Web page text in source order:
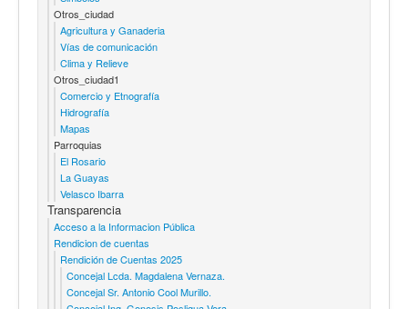
Otros_ciudad
Agricultura y Ganaderia
Vías de comunicación
Clima y Relieve
Otros_ciudad1
Comercio y Etnografía
Hidrografía
Mapas
Parroquias
El Rosario
La Guayas
Velasco Ibarra
Transparencia
Acceso a la Informacion Pública
Rendicion de cuentas
Rendición de Cuentas 2025
Concejal Lcda. Magdalena Vernaza.
Concejal Sr. Antonio Cool Murillo.